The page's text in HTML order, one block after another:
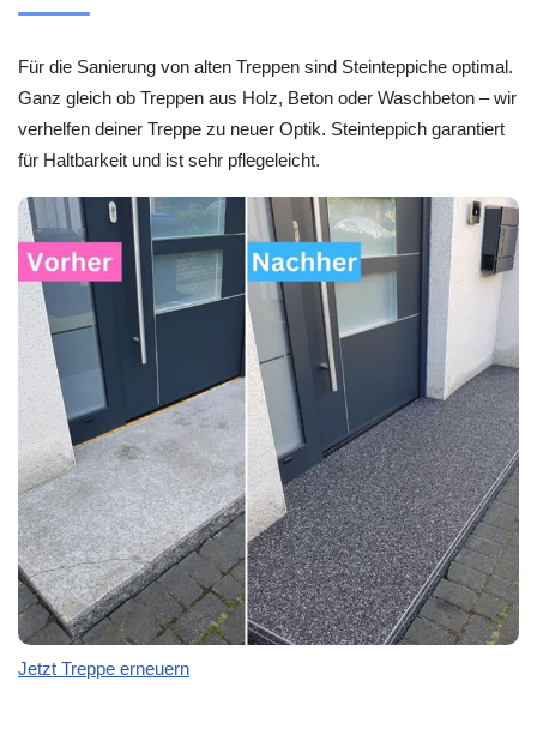
Für die Sanierung von alten Treppen sind Steinteppiche optimal.
Ganz gleich ob Treppen aus Holz, Beton oder Waschbeton – wir
verhelfen deiner Treppe zu neuer Optik. Steinteppich garantiert
für Haltbarkeit und ist sehr pflegeleicht.
Jetzt Treppe erneuern